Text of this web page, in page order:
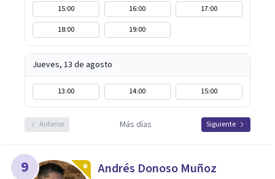
15:00 16:00
17:00
18:00
19:00
Jueves, 13 de agosto
13:00 14:00 15:00
Anterior Más días Siguiente
9 Andrés Donoso Muñoz